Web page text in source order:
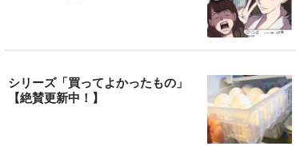
シリーズ「買ってよかったもの」
【絶賛更新中！】